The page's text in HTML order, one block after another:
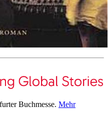
Buchmesse. Mehr